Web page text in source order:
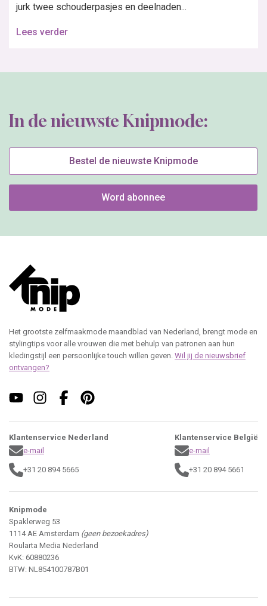
jurk twee schouderpasjes en deelnaden...
Lees verder
In de nieuwste Knipmode:
Bestel de nieuwste Knipmode
Word abonnee
Het grootste zelfmaakmode maandblad van Nederland, brengt mode en
stylingtips voor alle vrouwen die met behulp van patronen aan hun
kledingstijl een persoonlijke touch willen geven. Wil jij de nieuwsbrief
ontvangen?
Klantenservice Nederland
e-mail
+31 20 894 5665
Klantenservice België
e-mail
+31 20 894 5661
Knipmode
Spaklerweg 53
1114 AE Amsterdam (geen bezoekadres)
Roularta Media Nederland
KvK: 60880236
BTW: NL854100787B01